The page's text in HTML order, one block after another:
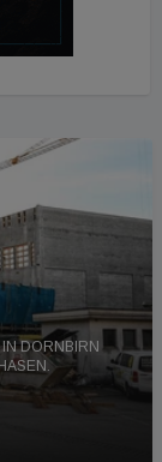
DORNBIRN